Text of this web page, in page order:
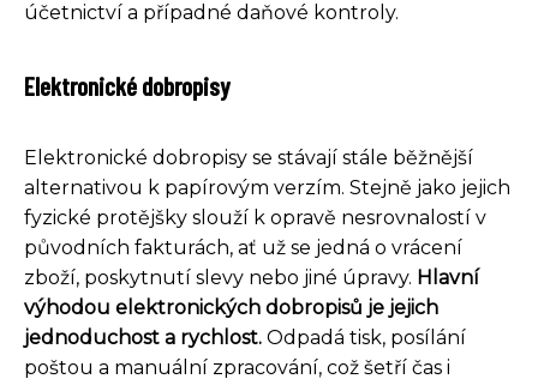
účetnictví a případné daňové kontroly.
Elektronické dobropisy
Elektronické dobropisy se stávají stále běžnější
alternativou k papírovým verzím. Stejně jako jejich
fyzické protějšky slouží k opravě nesrovnalostí v
původních fakturách, ať už se jedná o vrácení
zboží, poskytnutí slevy nebo jiné úpravy. Hlavní
výhodou elektronických dobropisů je jejich
jednoduchost a rychlost. Odpadá tisk, posílání
poštou a manuální zpracování, což šetří čas i